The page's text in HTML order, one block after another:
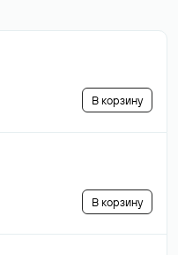
В корзину
В корзину